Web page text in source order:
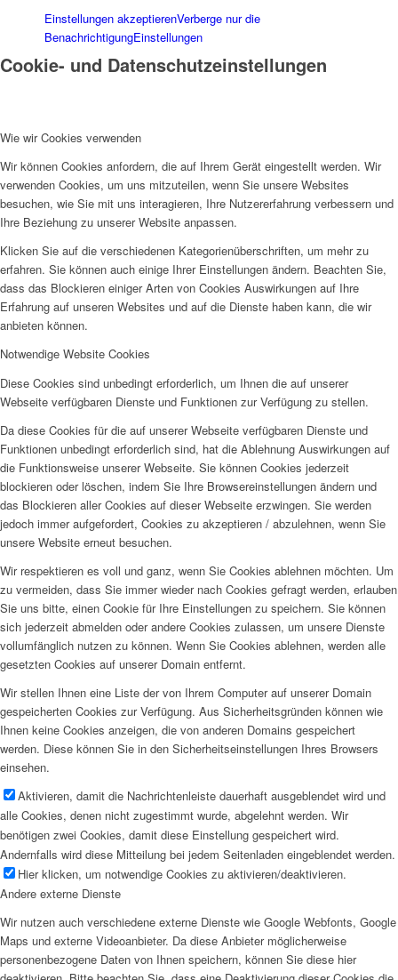
Einstellungen akzeptierenVerberge nur die
BenachrichtigungEinstellungen
Cookie- und Datenschutzeinstellungen
Wie wir Cookies verwenden
Wir können Cookies anfordern, die auf Ihrem Gerät eingestellt werden. Wir
verwenden Cookies, um uns mitzuteilen, wenn Sie unsere Websites
besuchen, wie Sie mit uns interagieren, Ihre Nutzererfahrung verbessern und
Ihre Beziehung zu unserer Website anpassen.
Klicken Sie auf die verschiedenen Kategorienüberschriften, um mehr zu
erfahren. Sie können auch einige Ihrer Einstellungen ändern. Beachten Sie,
dass das Blockieren einiger Arten von Cookies Auswirkungen auf Ihre
Erfahrung auf unseren Websites und auf die Dienste haben kann, die wir
anbieten können.
Notwendige Website Cookies
Diese Cookies sind unbedingt erforderlich, um Ihnen die auf unserer
Webseite verfügbaren Dienste und Funktionen zur Verfügung zu stellen.
Da diese Cookies für die auf unserer Webseite verfügbaren Dienste und
Funktionen unbedingt erforderlich sind, hat die Ablehnung Auswirkungen auf
die Funktionsweise unserer Webseite. Sie können Cookies jederzeit
blockieren oder löschen, indem Sie Ihre Browsereinstellungen ändern und
das Blockieren aller Cookies auf dieser Webseite erzwingen. Sie werden
jedoch immer aufgefordert, Cookies zu akzeptieren / abzulehnen, wenn Sie
unsere Website erneut besuchen.
Wir respektieren es voll und ganz, wenn Sie Cookies ablehnen möchten. Um
zu vermeiden, dass Sie immer wieder nach Cookies gefragt werden, erlauben
Sie uns bitte, einen Cookie für Ihre Einstellungen zu speichern. Sie können
sich jederzeit abmelden oder andere Cookies zulassen, um unsere Dienste
vollumfänglich nutzen zu können. Wenn Sie Cookies ablehnen, werden alle
gesetzten Cookies auf unserer Domain entfernt.
Wir stellen Ihnen eine Liste der von Ihrem Computer auf unserer Domain
gespeicherten Cookies zur Verfügung. Aus Sicherheitsgründen können wie
Ihnen keine Cookies anzeigen, die von anderen Domains gespeichert
werden. Diese können Sie in den Sicherheitseinstellungen Ihres Browsers
einsehen.
Aktivieren, damit die Nachrichtenleiste dauerhaft ausgeblendet wird und
alle Cookies, denen nicht zugestimmt wurde, abgelehnt werden. Wir
benötigen zwei Cookies, damit diese Einstellung gespeichert wird.
Andernfalls wird diese Mitteilung bei jedem Seitenladen eingeblendet werden.
Hier klicken, um notwendige Cookies zu aktivieren/deaktivieren.
Andere externe Dienste
Wir nutzen auch verschiedene externe Dienste wie Google Webfonts, Google
Maps und externe Videoanbieter. Da diese Anbieter möglicherweise
personenbezogene Daten von Ihnen speichern, können Sie diese hier